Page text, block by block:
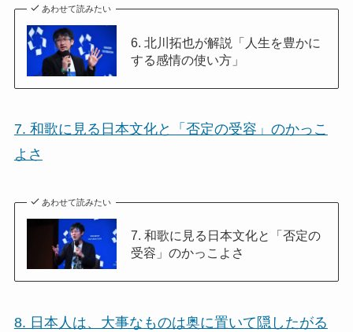
あわせて読みたい
6. 北川拓也が解説「人生を豊かに
する感情の使い方」
7. 和歌に見る日本文化と「否定の受容」のかっこ
よさ
あわせて読みたい
7. 和歌に見る日本文化と「否定の
受容」のかっこよさ
8. 日本人は、大事なものは奥に置いて隠したがる